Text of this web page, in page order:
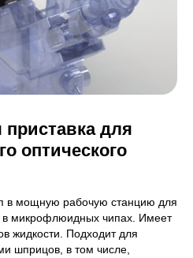
для
оптического
в мощную рабочую станцию для
в микрофлюидных чипах. Имеет
жидкости. Подходит для
шприцов, в том числе,